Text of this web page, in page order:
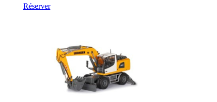
Réserver